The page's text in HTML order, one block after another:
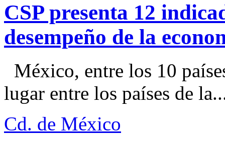
CSP presenta 12
desempeño de la
México, entre los 10
lugar entre los países de
Cd. de México